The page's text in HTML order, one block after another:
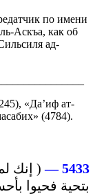
по имени
Аскъа, как об
ад-
«Да’иф ат-
(4784).
5433 —
( إنك لم
بتحية فحيوا